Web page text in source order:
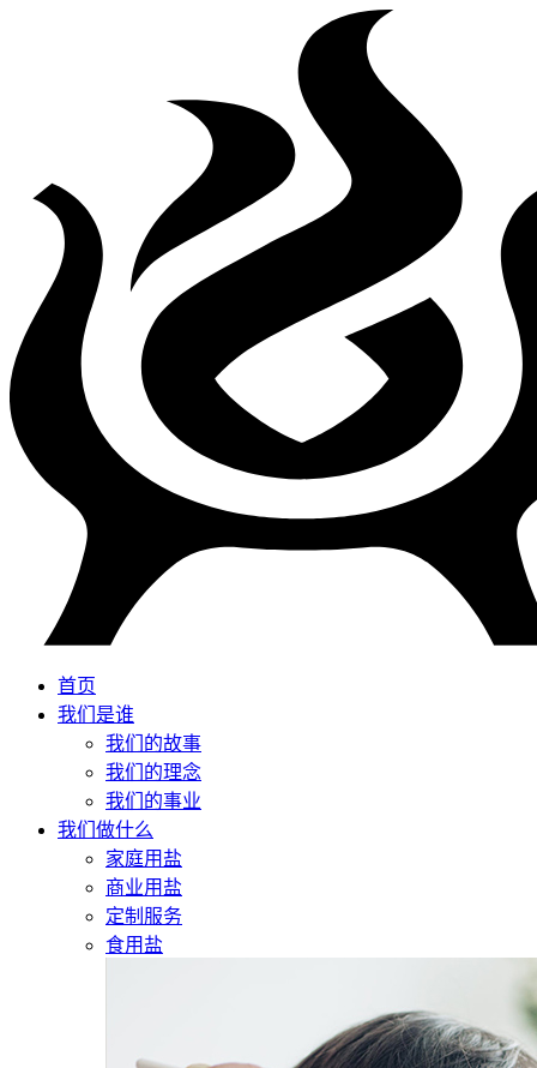
首页
我们是谁
我们的故事
我们的理念
我们的事业
我们做什么
家庭用盐
商业用盐
定制服务
食用盐